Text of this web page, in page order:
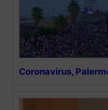
Coronavirus,